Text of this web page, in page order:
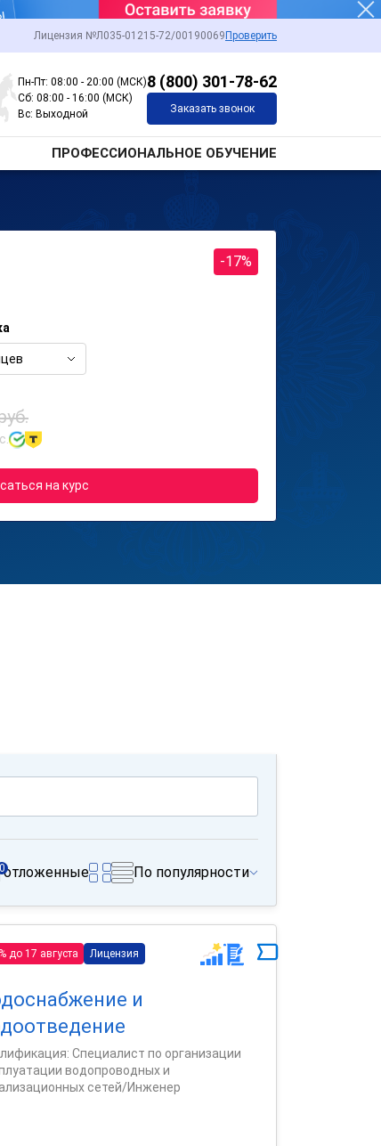
Лицензия №Л035-01215-72/00190069 Проверить
Пн-Пт: 08:00 - 20:00 (МСК)
Сб: 08:00 - 16:00 (МСК)
Вс: Выходной
8 (800) 301-78-62
Заказать звонок
ПРОФЕССИОНАЛЬНОЕ ОБУЧЕНИЕ
-17%
на курс
отложенные
0 По популярности
до 17 августа Лицензия
и
Специалист по организации
водопроводных и
сетей/Инженер